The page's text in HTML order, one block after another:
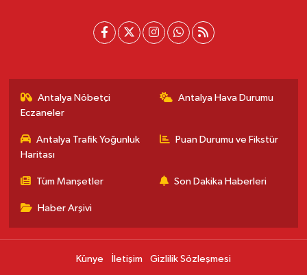
Antalya Nöbetçi
Eczaneler
Antalya Hava Durumu
Antalya Trafik Yoğunluk
Haritası
Puan Durumu ve Fikstür
Tüm Manşetler Son Dakika Haberleri
Haber Arşivi
Künye İletişim Gizlilik Sözleşmesi